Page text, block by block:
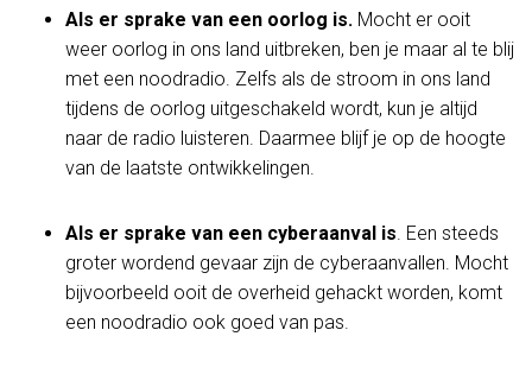
Als er sprake van een oorlog is. Mocht er ooit
weer oorlog in ons land uitbreken, ben je maar al te blij
met een noodradio. Zelfs als de stroom in ons land
tijdens de oorlog uitgeschakeld wordt, kun je altijd
naar de radio luisteren. Daarmee blijf je op de hoogte
van de laatste ontwikkelingen.
Als er sprake van een cyberaanval is. Een steeds
groter wordend gevaar zijn de cyberaanvallen. Mocht
bijvoorbeeld ooit de overheid gehackt worden, komt
een noodradio ook goed van pas.